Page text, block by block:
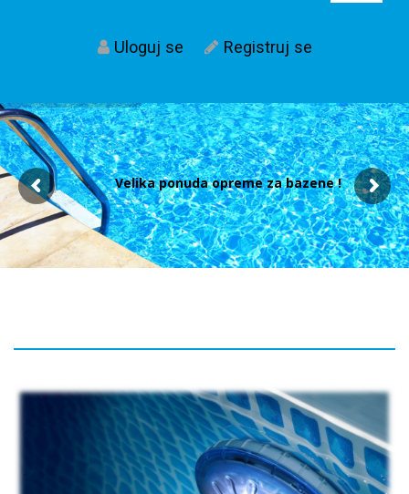
Uloguj se Registruj se
Velika ponuda opreme za bazene !
navigacija